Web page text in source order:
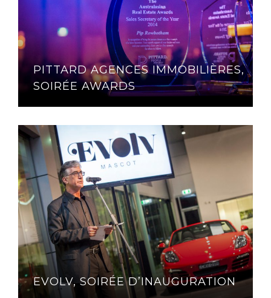
PITTARD AGENCES IMMOBILIÈRES,
SOIRÉE AWARDS
EVOLV, SOIRÉE D’INAUGURATION